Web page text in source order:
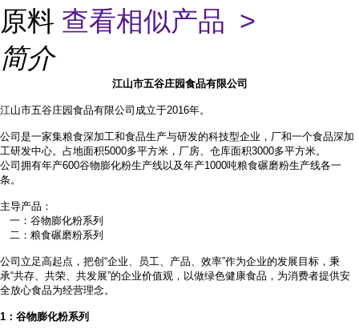
原料 查看相似产品 >
简介
江山市五谷庄园食品有限公司
江山市五谷庄园食品有限公司成立于2016年。
公司是一家集粮食深加工和食品生产与研发的科技型企业，厂和一个食品深加
工研发中心。占地面积5000多平方米，厂房、仓库面积3000多平方米。
公司拥有年产600谷物膨化粉生产线以及年产1000吨粮食碾磨粉生产线各一
条。
主导产品：
一：谷物膨化粉系列
二：粮食碾磨粉系列
公司立足高起点，把创 “企业、员工、产品、效率”作为企业的发展目标，秉
承“共存、共荣、共发展”的企业价值观，以做绿色健康食品，为消费者提供安
全放心食品为经营理念。
1 ：谷物膨化粉系列